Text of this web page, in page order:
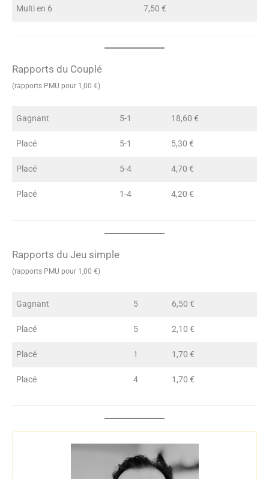
Multi en 6 7,50 €
Rapports du Couplé
(rapports PMU pour 1,00 €)
Gagnant 5-1 18,60 €
Placé 5-1 5,30 €
Placé 5-4 4,70 €
Placé 1-4 4,20 €
Rapports du Jeu simple
(rapports PMU pour 1,00 €)
Gagnant 5 6,50 €
Placé 5 2,10 €
Placé 1 1,70 €
Placé 4 1,70 €